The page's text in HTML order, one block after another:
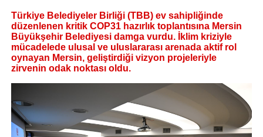
Türkiye Belediyeler Birliği (TBB) ev sahipliğinde
düzenlenen kritik COP31 hazırlık toplantısına Mersin
Büyükşehir Belediyesi damga vurdu. İklim kriziyle
mücadelede ulusal ve uluslararası arenada aktif rol
oynayan Mersin, geliştirdiği vizyon projeleriyle
zirvenin odak noktası oldu.